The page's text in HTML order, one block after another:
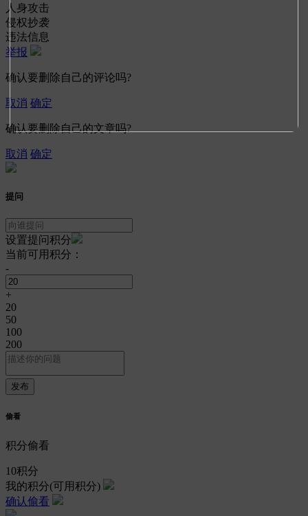
人身攻击
侵权抄袭
违法信息
举报
确认要删除自己的评论吗?
取消 确定
确认要删除自己的文章吗?
取消 确定
提问
设置提问积分
当前可用积分：
-
+
20
50
100
200
偷看
积分偷看
10积分
我的积分(可用积分)
确认偷看